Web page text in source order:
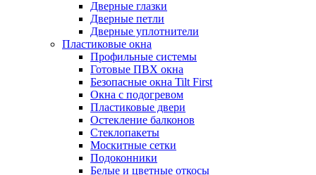
Дверные глазки
Дверные петли
Дверные уплотнители
Пластиковые окна
Профильные системы
Готовые ПВХ окна
Безопасные окна Tilt First
Окна с подогревом
Пластиковые двери
Остекление балконов
Стеклопакеты
Москитные сетки
Подоконники
Белые и цветные откосы